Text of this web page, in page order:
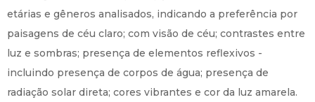
etárias e gêneros analisados, indicando a preferência por
paisagens de céu claro; com visão de céu; contrastes entre
luz e sombras; presença de elementos reflexivos -
incluindo presença de corpos de água; presença de
radiação solar direta; cores vibrantes e cor da luz amarela.